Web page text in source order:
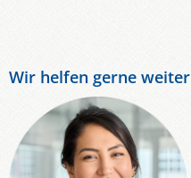
Wir helfen gerne weiter